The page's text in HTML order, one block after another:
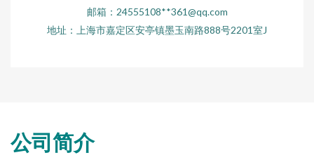
邮箱：24555108**361@qq.com
地址：上海市嘉定区安亭镇墨玉南路888号2201室J
公司简介